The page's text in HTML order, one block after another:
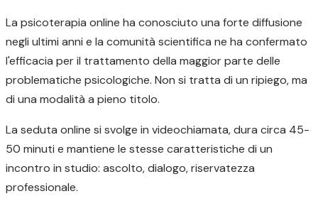
La psicoterapia online ha conosciuto una forte diffusione
negli ultimi anni e la comunità scientifica ne ha confermato
l'efficacia per il trattamento della maggior parte delle
problematiche psicologiche. Non si tratta di un ripiego, ma
di una modalità a pieno titolo.
La seduta online si svolge in videochiamata, dura circa 45-
50 minuti e mantiene le stesse caratteristiche di un
incontro in studio: ascolto, dialogo, riservatezza
professionale.